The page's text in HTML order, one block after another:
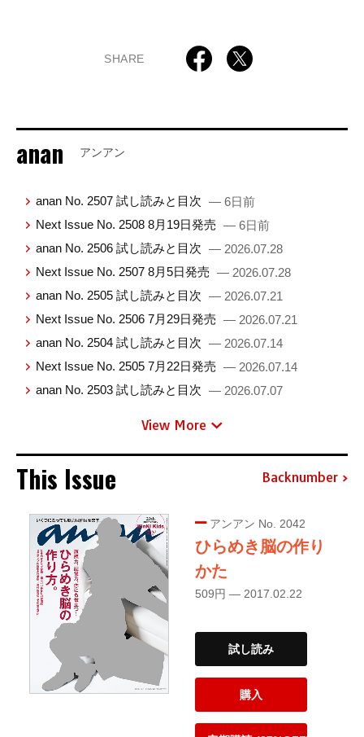
SHARE
anan アンアン
anan No. 2507 試し読みと目次 — 6日前
Next Issue No. 2508 8月19日発売 — 6日前
anan No. 2506 試し読みと目次 — 2026.07.28
Next Issue No. 2507 8月5日発売 — 2026.07.28
anan No. 2505 試し読みと目次 — 2026.07.21
Next Issue No. 2506 7月29日発売 — 2026.07.21
anan No. 2504 試し読みと目次 — 2026.07.14
Next Issue No. 2505 7月22日発売 — 2026.07.14
anan No. 2503 試し読みと目次 — 2026.07.07
View More
This Issue Backnumber
アンアン No. 2042
ひらめき脳の作り
かた
509円 — 2017.02.22
試し読み
購入